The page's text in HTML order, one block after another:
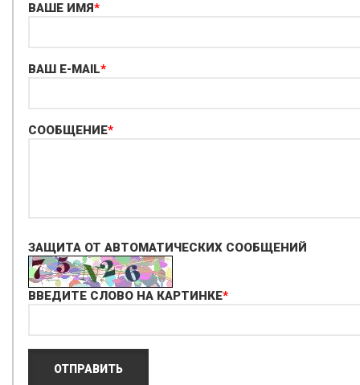
ВАШЕ ИМЯ*
ВАШ E-MAIL*
СООБЩЕНИЕ*
ЗАЩИТА ОТ АВТОМАТИЧЕСКИХ СООБЩЕНИЙ
ВВЕДИТЕ СЛОВО НА КАРТИНКЕ*